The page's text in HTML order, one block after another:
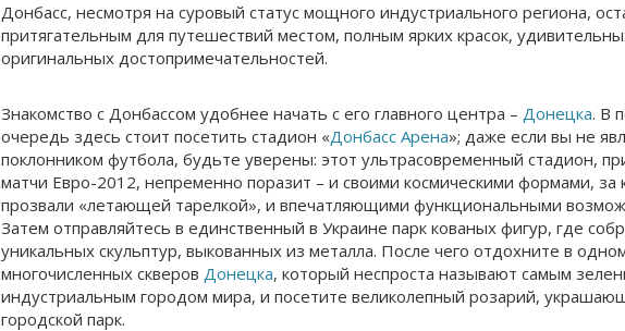
Донбасс, несмотря на суровый статус мощного индустриального региона,
притягательным для путешествий местом, полным ярких красок,
оригинальных достопримечательностей.
Знакомство с Донбассом удобнее начать с его главного центра – Донецка. В
очередь здесь стоит посетить стадион «Донбасс Арена»; даже если вы не
поклонником футбола, будьте уверены: этот ультрасовременный стадион,
матчи Евро-2012, непременно поразит – и своими космическими формами, за
прозвали «летающей тарелкой», и впечатляющими функциональными
Затем отправляйтесь в единственный в Украине парк кованых фигур, где
уникальных скульптур, выкованных из металла. После чего отдохните в
многочисленных скверов Донецка, который неспроста называют самым
индустриальным городом мира, и посетите великолепный розарий,
городской парк.